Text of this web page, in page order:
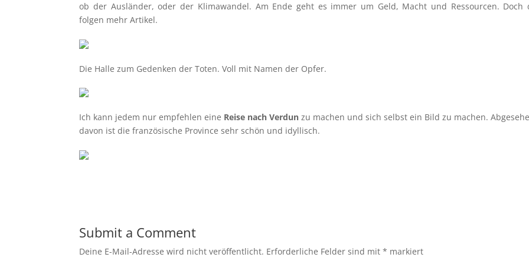
ob der Ausländer, oder der Klimawandel. Am Ende geht es immer um Geld, Macht und Ressourcen. Doch
folgen mehr Artikel.
Die Halle zum Gedenken der Toten. Voll mit Namen der Opfer.
Ich kann jedem nur empfehlen eine Reise nach Verdun zu machen und sich selbst ein Bild zu machen.
davon ist die französische Province sehr schön und idyllisch.
Submit a Comment
Deine E-Mail-Adresse wird nicht veröffentlicht. Erforderliche Felder sind mit* markiert